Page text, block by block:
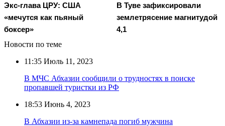
Экс-глава ЦРУ: США
«мечутся как пьяный
боксер»
В Туве зафиксировали
землетрясение магнитудой
4,1
Новости по теме
11:35 Июль 11, 2023
В МЧС Абхазии сообщили о трудностях в поиске
пропавшей туристки из РФ
18:53 Июнь 4, 2023
В Абхазии из-за камнепада погиб мужчина